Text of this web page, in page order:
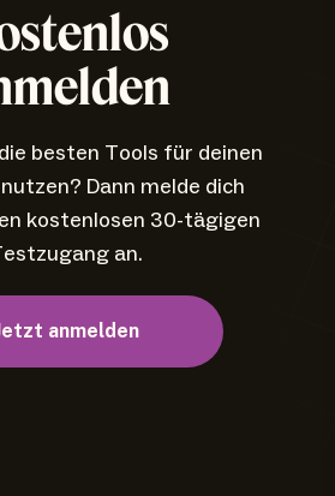
besten Tools für deinen
Dann melde dich
kostenlosen 30-tägigen
an.
anmelden